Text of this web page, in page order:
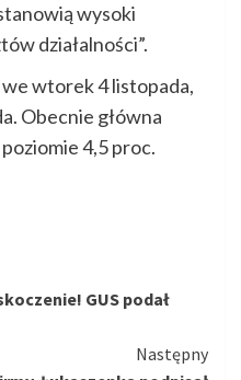
wysoki
działalności”.
wtorek 4 listopada,
Obecnie główna
4,5 proc.
GUS podał
Następny